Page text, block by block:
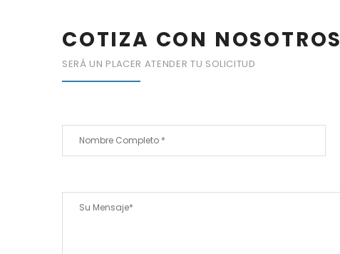
COTIZA CON NOSOTROS
SERÁ UN PLACER ATENDER TU SOLICITUD